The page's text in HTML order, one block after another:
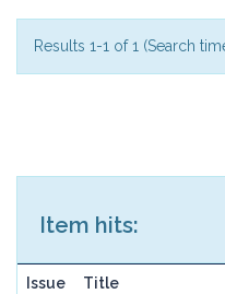
Results 1-1 of 1 (Search
Item hits:
Issue Title